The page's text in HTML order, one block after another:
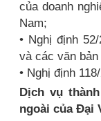
của doanh
Nam;
• Nghị định
và các văn
• Nghị định
Dịch vụ
ngoài của Đại